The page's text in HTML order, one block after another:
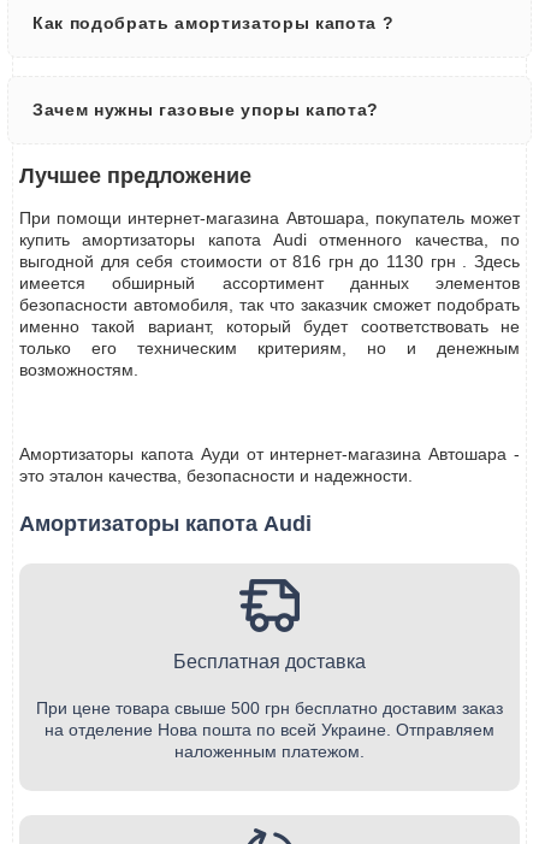
Как подобрать амортизаторы капота ?
Зачем нужны газовые упоры капота?
Лучшее предложение
При помощи интернет-магазина Автошара, покупатель может
купить амортизаторы капота Audi отменного качества, по
выгодной для себя стоимости от 816 грн до 1130 грн . Здесь
имеется обширный ассортимент данных элементов
безопасности автомобиля, так что заказчик сможет подобрать
именно такой вариант, который будет соответствовать не
только его техническим критериям, но и денежным
возможностям.
Амортизаторы капота Ауди от интернет-магазина Автошара -
это эталон качества, безопасности и надежности.
Амортизаторы капота Audi
Бесплатная доставка
При цене товара свыше 500 грн бесплатно доставим заказ
на отделение Нова пошта по всей Украине. Отправляем
наложенным платежом.